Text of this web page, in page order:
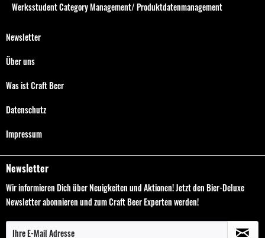
Werksstudent Category Management/ Produktdatenmanagement
Newsletter
Über uns
Was ist Craft Beer
Datenschutz
Impressum
Newsletter
Wir informieren Dich über Neuigkeiten und Aktionen! Jetzt den Bier-Deluxe
Newsletter abonnieren und zum Craft Beer Experten werden!